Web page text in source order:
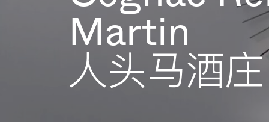
Martin
人头马酒庄